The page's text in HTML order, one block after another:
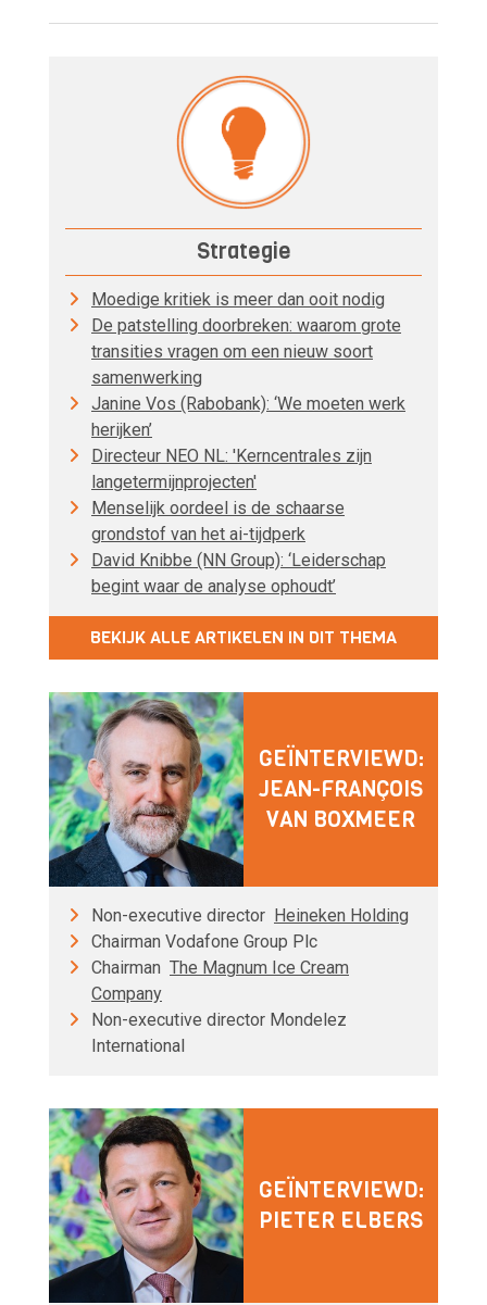
Strategie
Moedige kritiek is meer dan ooit nodig
De patstelling doorbreken: waarom grote
transities vragen om een nieuw soort
samenwerking
Janine Vos (Rabobank): ‘We moeten werk
herijken’
Directeur NEO NL: 'Kerncentrales zijn
langetermijnprojecten'
Menselijk oordeel is de schaarse
grondstof van het ai-tijdperk
David Knibbe (NN Group): ‘Leiderschap
begint waar de analyse ophoudt’
BEKIJK ALLE ARTIKELEN IN DIT THEMA
GEÏNTERVIEWD:
JEAN-FRANÇOIS
VAN BOXMEER
Non-executive director Heineken Holding
Chairman Vodafone Group Plc
Chairman The Magnum Ice Cream
Company
Non-executive director Mondelez
International
GEÏNTERVIEWD:
PIETER ELBERS